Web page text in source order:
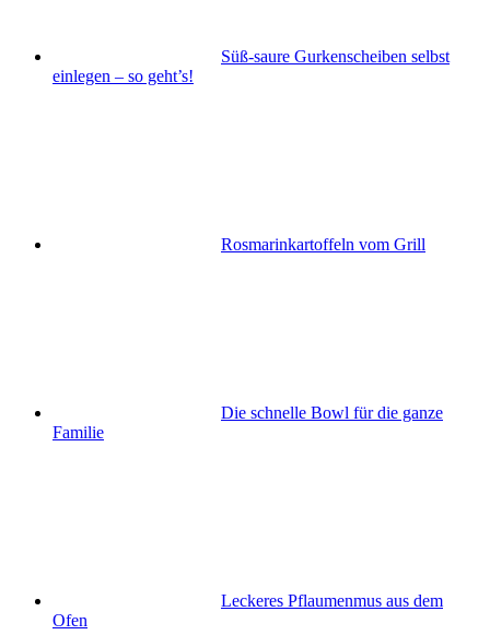
Süß-saure Gurkenscheiben selbst
einlegen – so geht’s!
Rosmarinkartoffeln vom Grill
Die schnelle Bowl für die ganze
Familie
Leckeres Pflaumenmus aus dem
Ofen